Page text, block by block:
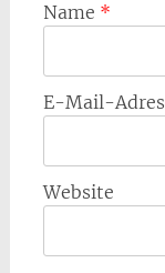
Name *
E-Mail-
Website